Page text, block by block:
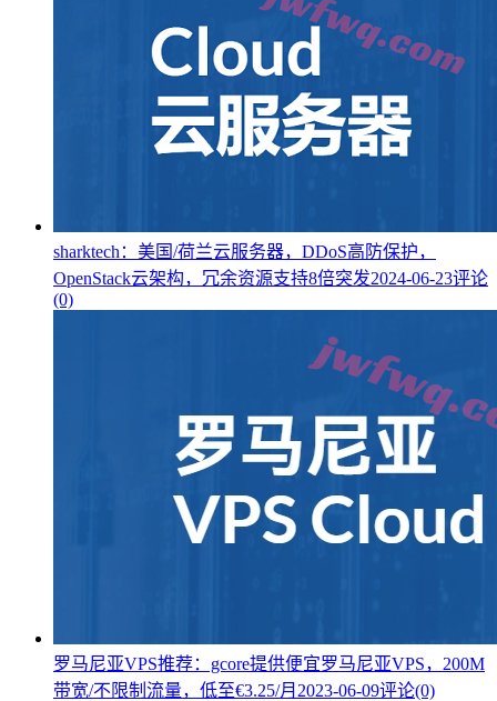
sharktech：美国/荷兰云服务器，DDoS高防保护，
OpenStack云架构，冗余资源支持8倍突发2024-06-23评论
(0)
罗马尼亚VPS推荐：gcore提供便宜罗马尼亚VPS，200M
带宽/不限制流量，低至€3.25/月 2023-06-09评论(0)